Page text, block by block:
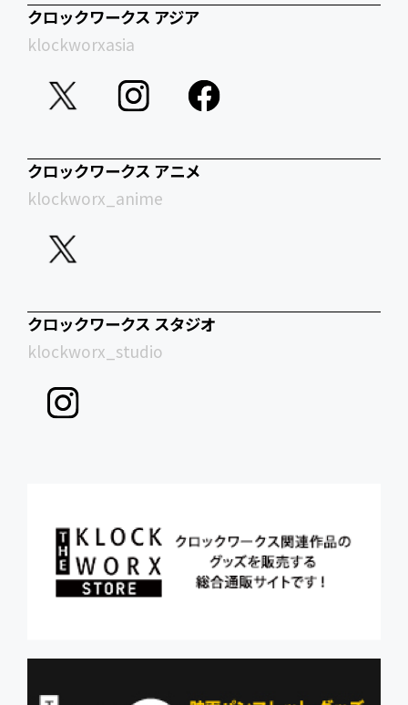
クロックワークス アジア
klockworxasia
クロックワークス アニメ
klockworx_anime
クロックワークス スタジオ
klockworx_studio